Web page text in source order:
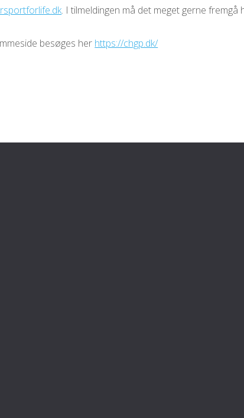
. I tilmeldingen må det meget gerne
besøges her https://chgp.dk/